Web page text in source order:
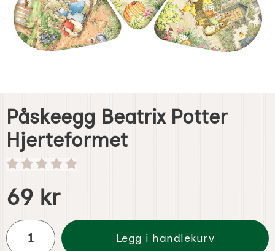
Påskeegg Beatrix Potter
Hjerteformet
Handle dette produktet, Påskeegg Beatrix Potter
pris
69 kr
antall
Legg i handlekurv